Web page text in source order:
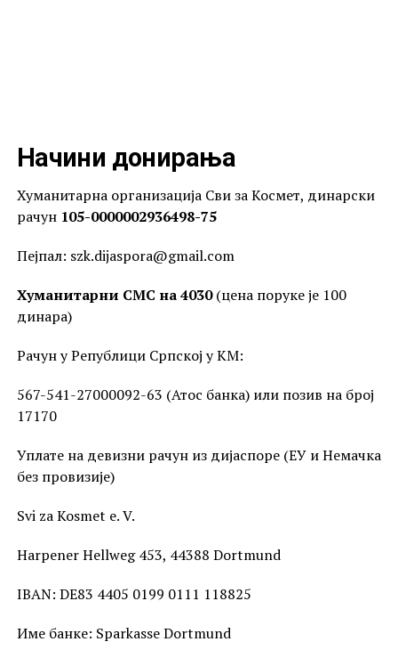
Начини донирања
Хуманитарна организација Сви за Космет, динарски
рачун 105-0000002936498-75
Пејпал: szk.dijaspora@gmail.com
Хуманитарни СМС на 4030(цена поруке је 100
динара)
Рачун у Републици Српској у КМ:
567-541-27000092-63 (Атос банка) или позив на број
17170
Уплате на девизни рачун из дијаспоре (ЕУ и Немачка
без провизије)
Svi za Kosmet e. V.
Harpener Hellweg 453, 44388 Dortmund
IBAN: DE83 4405 0199 0111 118825
Име банке: Sparkasse Dortmund